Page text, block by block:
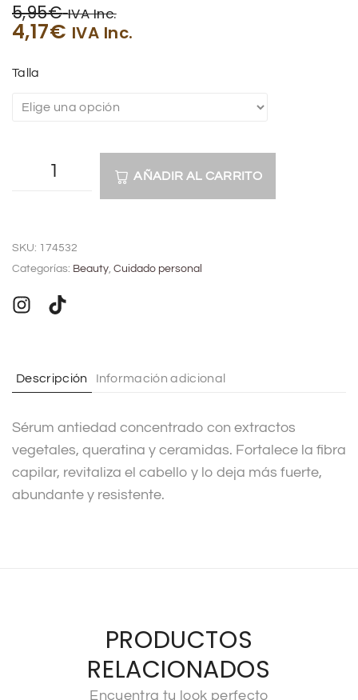
5,95€ IVA Inc.
4,17€ IVA Inc.
Talla
AÑADIR AL CARRITO
t
r
i
e
:
SKU: 174532
Categorías: Beauty, Cuidado personal
Descripción Información adicional
Sérum antiedad concentrado con extractos
vegetales, queratina y ceramidas. Fortalece la fibra
capilar, revitaliza el cabello y lo deja más fuerte,
abundante y resistente.
PRODUCTOS
RELACIONADOS
Encuentra tu look perfecto